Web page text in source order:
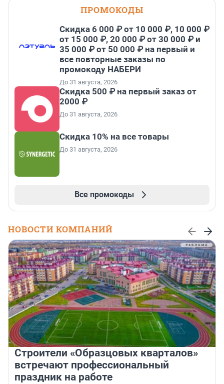
ПРОМОКОДЫ
Скидка 6 000 ₽ от 10 000 ₽, 10 000 ₽
от 15 000 ₽, 20 000 ₽ от 30 000 ₽ и
35 000 ₽ от 50 000 ₽ на первый и
все повторные заказы по
промокоду НАБЕРИ
До 31 августа, 2026
Скидка 500 ₽ на первый заказ от
2000 ₽
До 31 августа, 2026
Скидка 10% на все товары
До 31 августа, 2026
Все промокоды
НОВОСТИ КОМПАНИЙ
Строители «Образцовых кварталов»
встречают профессиональный
праздник на работе